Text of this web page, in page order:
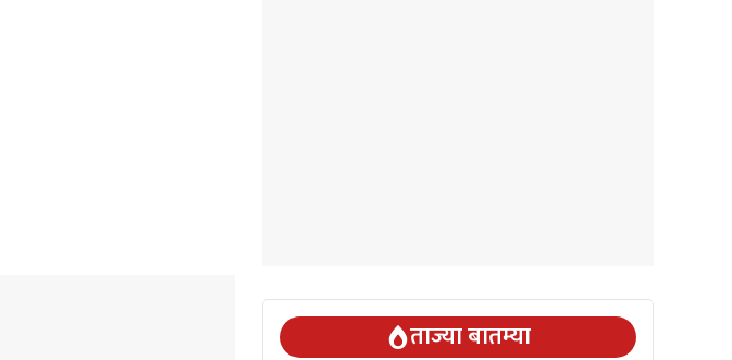
ताज्या बातम्या